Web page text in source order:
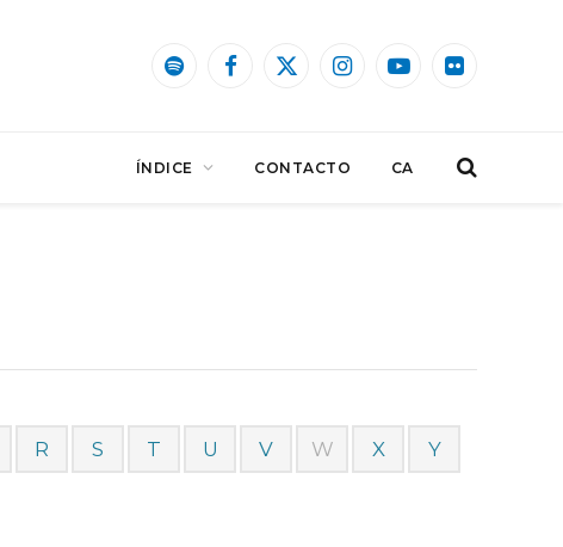
SpotifyFacebook
X
InstagramYouTubeFlickr
ÍNDICE CONTACTO CA
R S T U V W X Y